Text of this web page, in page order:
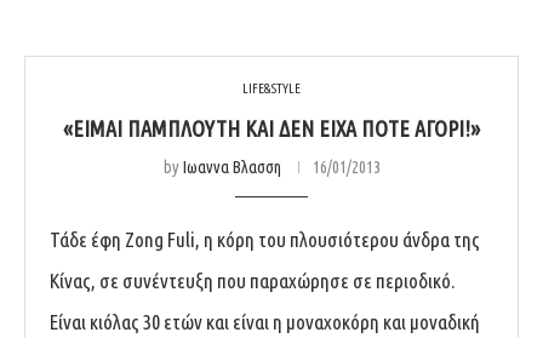
LIFE&STYLE
«ΕΊΜΑΙ ΠΆΜΠΛΟΥΤΗ ΚΑΙ ΔΕΝ ΕΊΧΑ ΠΟΤΈ ΑΓΌΡΙ!»
byΙωαννα Βλασση 16/01/2013
Τάδε έφη Zong Fuli, η κόρη του πλουσιότερου άνδρα της
Κίνας, σε συνέντευξη που παραχώρησε σε περιοδικό.
Είναι κιόλας 30 ετών και είναι η μοναχοκόρη και μοναδική